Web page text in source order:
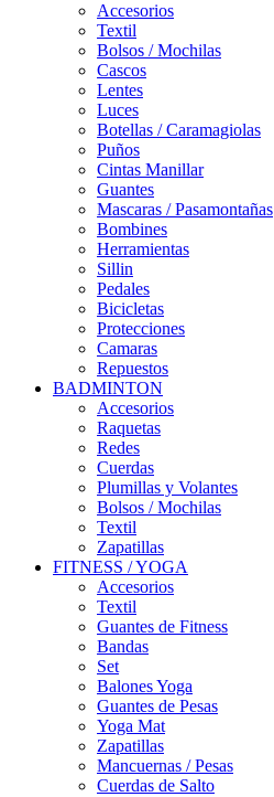
Accesorios
Textil
Bolsos / Mochilas
Cascos
Lentes
Luces
Botellas / Caramagiolas
Puños
Cintas Manillar
Guantes
Mascaras / Pasamontañas
Bombines
Herramientas
Sillin
Pedales
Bicicletas
Protecciones
Camaras
Repuestos
BADMINTON
Accesorios
Raquetas
Redes
Cuerdas
Plumillas y Volantes
Bolsos / Mochilas
Textil
Zapatillas
FITNESS / YOGA
Accesorios
Textil
Guantes de Fitness
Bandas
Set
Balones Yoga
Guantes de Pesas
Yoga Mat
Zapatillas
Mancuernas / Pesas
Cuerdas de Salto